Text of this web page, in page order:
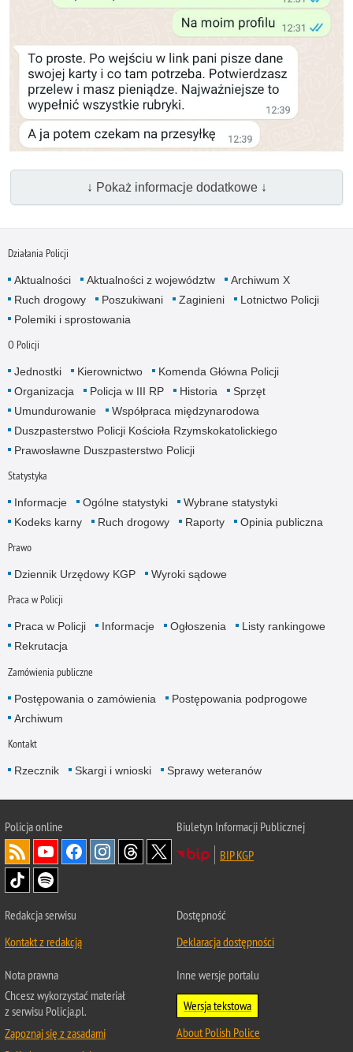
↓ Pokaż informacje dodatkowe ↓
Działania Policji
Aktualności Aktualności z województw
Archiwum X
Ruch drogowy
Poszukiwani Zaginieni
Lotnictwo Policji
Polemiki i sprostowania
O Policji
Jednostki Kierownictwo
Komenda Główna Policji
Organizacja
Policja w III RP Historia
Sprzęt
Umundurowanie
Współpraca międzynarodowa
Duszpasterstwo Policji Kościoła Rzymskokatolickiego
Prawosławne Duszpasterstwo Policji
Statystyka
Informacje Ogólne statystyki
Wybrane statystyki
Kodeks karny
Ruch drogowy Raporty Opinia publiczna
Prawo
Dziennik Urzędowy KGP Wyroki sądowe
Praca w Policji
Praca w Policji Informacje Ogłoszenia
Listy rankingowe
Rekrutacja
Zamówienia publiczne
Postępowania o zamówienia
Postępowania podprogowe
Archiwum
Kontakt
Rzecznik Skargi i wnioski Sprawy weteranów
Policjaonline
Biuletyn Informacji Publicznej
BIP KGP
Redakcja serwisu
Kontakt z redakcją
Dostępność
Deklaracja dostępności
Nota prawna
Chcesz wykorzystać materiał
z serwisu Policja.pl.
Zapoznaj się z zasadami
Inne wersje portalu
Wersja tekstowa
About Polish Police